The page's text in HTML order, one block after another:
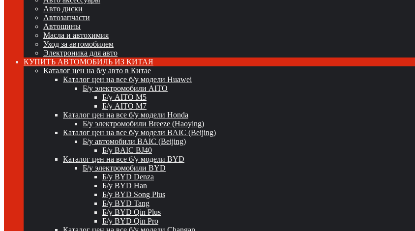
Авто диски
Автозапчасти
Автошины
Масла и автохимия
Уход за автомобилем
Электроника для авто
КУПИТЬ АВТОМОБИЛЬ ИЗ КИТАЯ
Каталог цен на б/у авто в Китае
Каталог цен на все б/у модели Huawei
Б/у электромобили AITO
Б/у AITO M5
Б/у AITO M7
Каталог цен на все б/у модели Honda
Б/у электромобили Breeze (Haoying)
Каталог цен на все б/у модели BAIC (Beijing)
Б/у автомобили BAIC (Beijing)
Б/у BAIC BJ40
Каталог цен на все б/у модели BYD
Б/у электромобили BYD
Б/у BYD Denza
Б/у BYD Han
Б/у BYD Song Plus
Б/у BYD Tang
Б/у BYD Qin Plus
Б/у BYD Qin Pro